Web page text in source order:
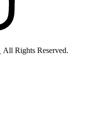
All Rights Reserved.